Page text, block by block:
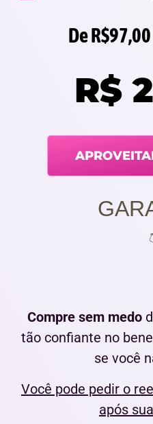
De
R$
Compre sem medo
tão confiante no
se você
Você pode pedir o
após